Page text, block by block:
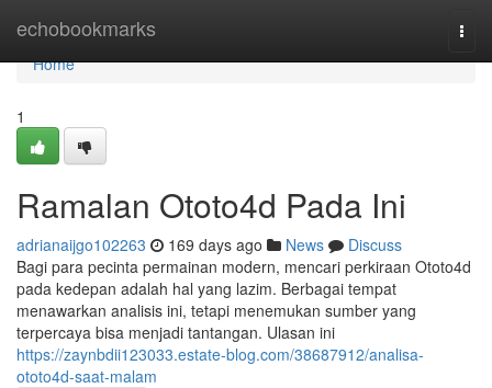
echobookmarks
Home
Home
1
Ramalan Ototo4d Pada Ini
adrianaijgo102263 169 days ago News
Discuss
Bagi para pecinta permainan modern, mencari perkiraan Ototo4d
pada kedepan adalah hal yang lazim. Berbagai tempat
menawarkan analisis ini, tetapi menemukan sumber yang
terpercaya bisa menjadi tantangan. Ulasan ini
https://zaynbdii123033.estate-blog.com/38687912/analisa-
ototo4d-saat-malam